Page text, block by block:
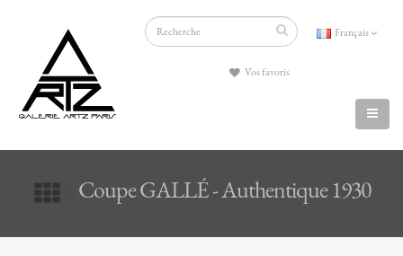
Français
Vos favoris
Coupe GALLÉ - Authentique 1930